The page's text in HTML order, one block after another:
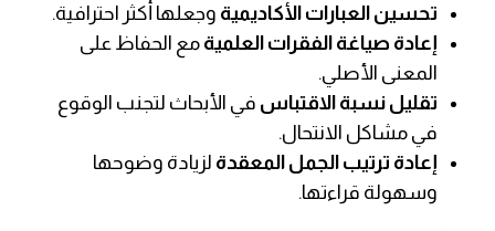
تحسين العبارات الأكاديمية وجعلها أكثر احترافية.
إعادة صياغة الفقرات العلمية مع الحفاظ على
المعنى الأصلي.
تقليل نسبة الاقتباس في الأبحاث لتجنب الوقوع
في مشاكل الانتحال.
إعادة ترتيب الجمل المعقدة لزيادة وضوحها
وسهولة قراءتها.